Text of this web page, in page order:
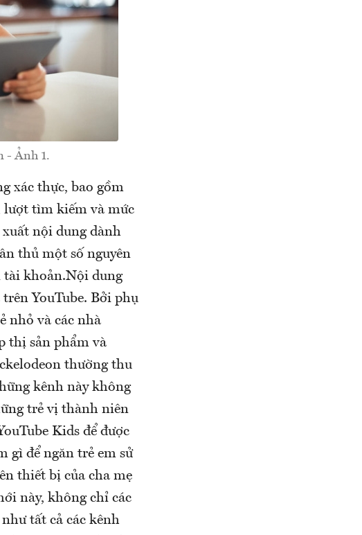
- Ảnh 1.
xác thực, bao gồm
lượt tìm kiếm và mức
xuất nội dung dành
thủ một số nguyên
tài khoản.Nội dung
YouTube. Bởi phụ
nhỏ và các nhà
thị sản phẩm và
thường thu
kênh này không
trẻ vị thành niên
Kids để được
gì để ngăn trẻ em sử
thiết bị của cha mẹ
này, không chỉ các
tất cả các kênh